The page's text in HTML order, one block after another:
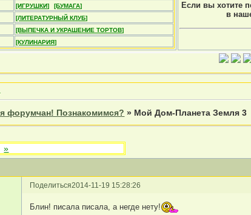
[ИГРУШКИ]
[БУМАГА]
[ЛИТЕРАТУРНЫЙ КЛУБ]
[ВЫПЕЧКА И УКРАШЕНИЕ ТОРТОВ]
[КУЛИНАРИЯ]
Если вы хотите
в
форумчан! Познакомимся? » Мой Дом-Планета Земля 3
»
Поделиться2014-11-19 15:28:26
Блин! писала писала, а негде нету!